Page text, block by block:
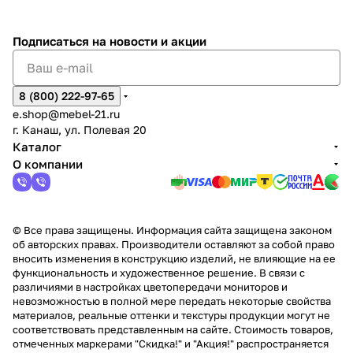
Подписаться на новости и акции
8 (800) 222-97-65
e.shop@mebel-21.ru
г. Канаш, ул. Полевая 20
Каталог
О компании
© Все права защищены. Информация сайта защищена законом
об авторских правах. Производители оставляют за собой право
вносить изменения в конструкцию изделий, не влияющие на ее
функциональность и художественное решение. В связи с
различиями в настройках цветопередачи мониторов и
невозможностью в полной мере передать некоторые свойства
материалов, реальные оттенки и текстуры продукции могут не
соответствовать представленным на сайте. Стоимость товаров,
отмеченных маркерами "Скидка!" и "Акция!" распространяется